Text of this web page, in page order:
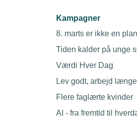
Gå direkte til
Skabeloner og kontrakter
Beregn opsigelsesvarsel
Gå direkte til
Skabeloner
TEKNIQ app
Kampagner
8. marts er ikke en plan
Tiden kalder på unge
Værdi Hver Dag
Lev godt, arbejd
Flere faglærte kvinder
AI - fra fremtid til